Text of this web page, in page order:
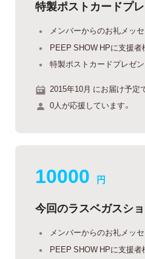
特製ポストカードプ
メンバーからのお礼メッ
PEEP SHOW HPに支援
特製ポストカードプレゼン
2015年10月 にお届け予定
0人が応援しています。
10000 円
今回のラスベガスシ
メンバーからのお礼メッ
PEEP SHOW HPに支援